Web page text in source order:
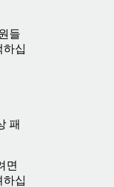
들
하십
패
면
하십